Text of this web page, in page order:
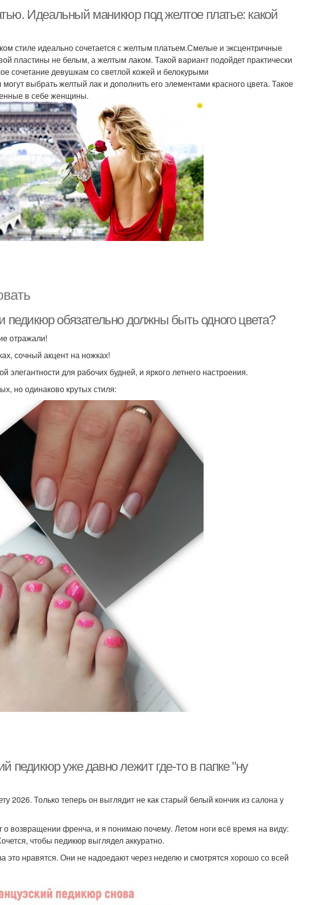
Идеальный маникюр под желтое платье: какой
стиле идеально сочетается с желтым платьем.Смелые и эксцентричные
пластины не белым, а желтым лаком. Такой вариант подойдет практически
сочетание девушкам со светлой кожей и белокурыми
выбрать желтый лак и дополнить его элементами красного цвета. Такое
в себе женщины.
педикюр обязательно должны быть одного цвета?
отражали!
сочный акцент на ножках!
элегантности для рабочих будней, и яркого летнего настроения.
но одинаково крутых стиля:
педикюр уже давно лежит где-то в папке "ну
2026. Только теперь он выглядит не как старый белый кончик из салона у
о возвращении френча, и я понимаю почему. Летом ноги всё время на виду:
чтобы педикюр выглядел аккуратно.
это нравятся. Они не надоедают через неделю и смотрятся хорошо со всей